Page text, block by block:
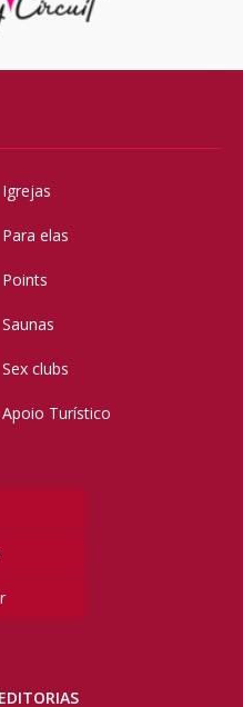
Igrejas
Para elas
Points
Saunas
Sex clubs
Apoio Turístico
EDITORIAS